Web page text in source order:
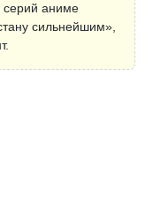
серий аниме
сильнейшим»,